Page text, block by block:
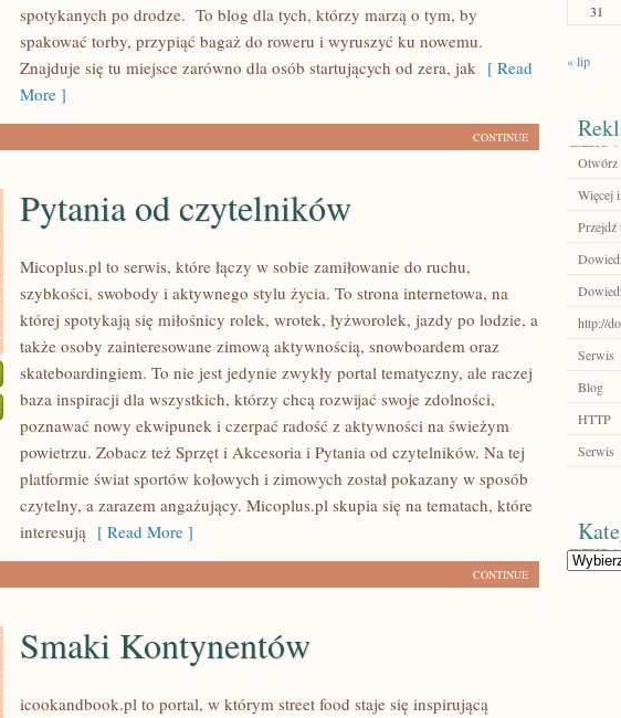
SERWIS
PODRÓŻY
spotykanych po drodze. To blog dla tych, którzy marzą o tym, by
spakować torby, przypiąć bagaż do roweru i wyruszyć ku nowemu.
Znajduje się tu miejsce zarówno dla osób startujących od zera, jak [ Read
More ]
CONTINUE
PYTANIA
CZYTELNIKÓW
Pytania od czytelników
Micoplus.pl to serwis, które łączy w sobie zamiłowanie do ruchu,
szybkości, swobody i aktywnego stylu życia. To strona internetowa, na
której spotykają się miłośnicy rolek, wrotek, łyżworolek, jazdy po lodzie, a
także osoby zainteresowane zimową aktywnością, snowboardem oraz
skateboardingiem. To nie jest jedynie zwykły portal tematyczny, ale raczej
baza inspiracji dla wszystkich, którzy chcą rozwijać swoje zdolności,
poznawać nowy ekwipunek i czerpać radość z aktywności na świeżym
powietrzu. Zobacz też Sprzęt i Akcesoria i Pytania od czytelników. Na tej
platformie świat sportów kołowych i zimowych został pokazany w sposób
czytelny, a zarazem angażujący. Micoplus.pl skupia się na tematach, które
interesują [ Read More ]
CONTINUE
Smaki Kontynentów
icookandbook.pl to portal, w którym street food staje się inspirującą
31
« lip
Więcej
Przejdź
http://
Serwis
Blog
HTTP
Serwis
Kategorie